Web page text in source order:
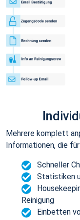
Mehrere komplett
Informationen, die
Schneller
Statistiken
Reinigung
Einbetten